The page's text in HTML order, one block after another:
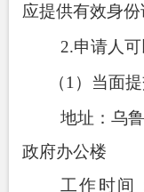
应提供有效身份
2.申请人
（1 ）当面
地址：乌
政府办公楼
工作时间